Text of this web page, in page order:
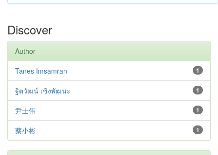
Discover
Author
1
Tanes Imsamran
1
ฐิตวัฒน์ เชิงพัฒนะ
1
尹士伟
1
蔡小彬